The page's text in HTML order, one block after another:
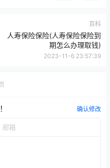
百科
人寿保险保险(人寿保险保险到
期怎么办理取钱)
2023-11-6 23:57:39
确认修改